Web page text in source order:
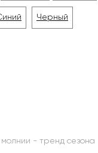
Черный
молнии - тренд сезона